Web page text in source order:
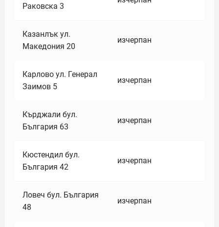
Раковска 3
Казанлък ул.
Македония 20
изчерпан
Карлово ул. Генерал
Заимов 5
изчерпан
Кърджали бул.
България 63
изчерпан
Кюстендил бул.
България 42
изчерпан
Ловеч бул. България
48
изчерпан